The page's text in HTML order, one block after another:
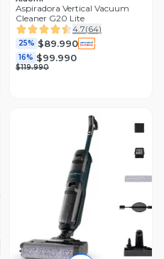
Aspiradora Vertical Vacuum
Cleaner G20 Lite
4.7(64)
25% $89.990
16% $99.990
$119.990